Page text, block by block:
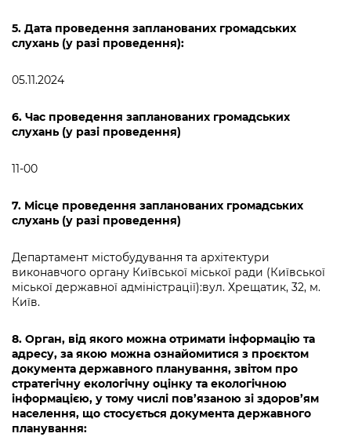
5. Дата проведення запланованих громадських
слухань (у разі проведення):
05.11.2024
6. Час проведення запланованих громадських
слухань (у разі проведення)
11-00
7. Місце проведення запланованих громадських
слухань (у разі проведення)
Департамент містобудування та архітектури
виконавчого органу Київської міської ради (Київської
міської державної адміністрації):вул. Хрещатик, 32, м.
Київ.
8. Орган, від якого можна отримати інформацію та
адресу, за якою можна ознайомитися з проєктом
документа державного планування, звітом про
стратегічну екологічну оцінку та екологічною
інформацією, у тому числі пов’язаною зі здоров’ям
населення, що стосується документа державного
планування: